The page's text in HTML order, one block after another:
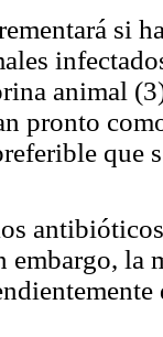
si
animal
pronto
que
embargo, la